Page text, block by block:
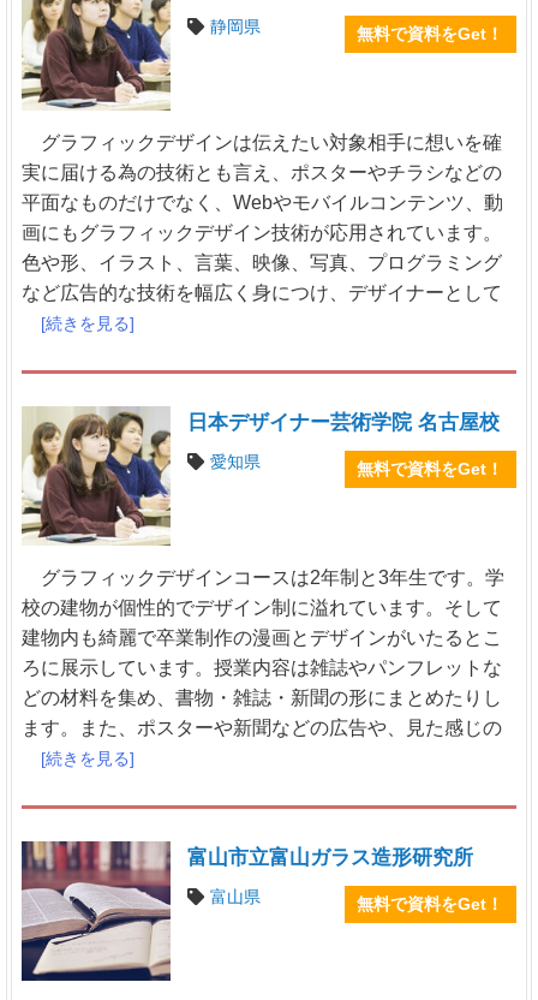
静岡県 無料で資料をGet！
グラフィックデザインは伝えたい対象相手に想いを確
実に届ける為の技術とも言え、ポスターやチラシなどの
平面なものだけでなく、Webやモバイルコンテンツ、動
画にもグラフィックデザイン技術が応用されています。
色や形、イラスト、言葉、映像、写真、プログラミング
など広告的な技術を幅広く身につけ、デザイナーとして
[続きを見る]
日本デザイナー芸術学院 名古屋校
愛知県 無料で資料をGet！
グラフィックデザインコースは2年制と3年生です。学
校の建物が個性的でデザイン制に溢れています。そして
建物内も綺麗で卒業制作の漫画とデザインがいたるとこ
ろに展示しています。授業内容は雑誌やパンフレットな
どの材料を集め、書物・雑誌・新聞の形にまとめたりし
ます。また、ポスターや新聞などの広告や、見た感じの
[続きを見る]
富山市立富山ガラス造形研究所
富山県 無料で資料をGet！